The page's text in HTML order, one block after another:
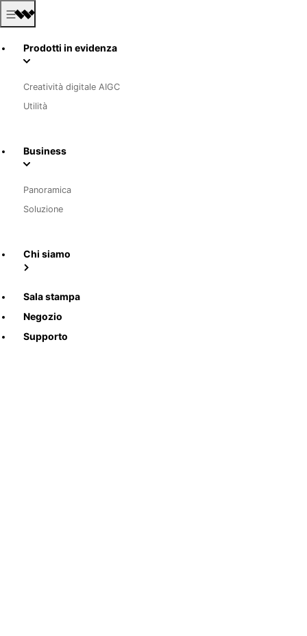
Prodotti in evidenza
Creatività digitale AIGC
Utilità
Business
Panoramica
Soluzione
Chi siamo
Sala stampa
Negozio
Supporto